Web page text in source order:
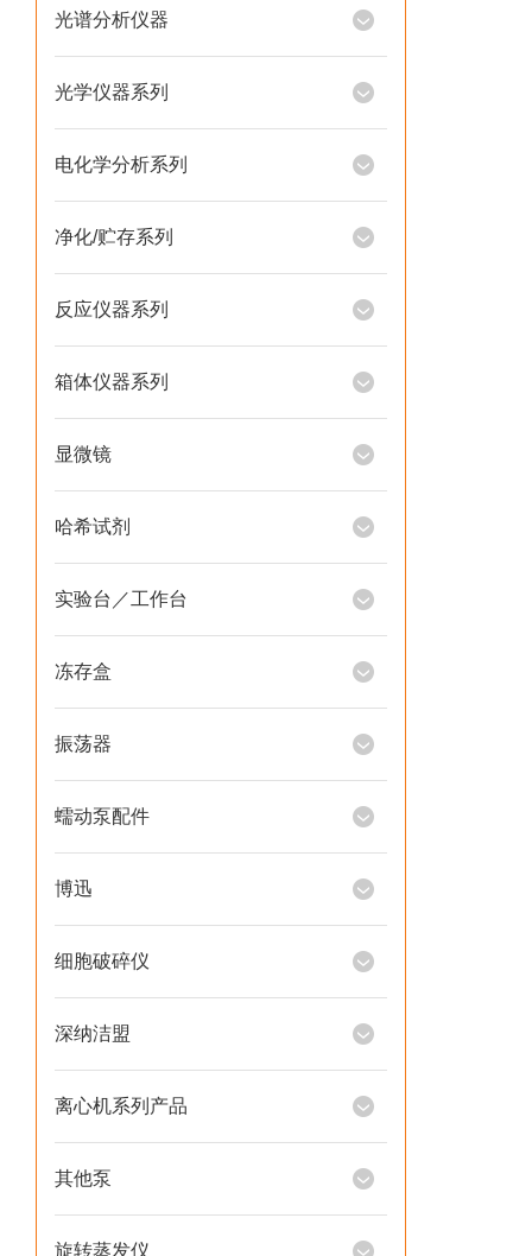
光谱分析仪器
光学仪器系列
电化学分析系列
净化/贮存系列
反应仪器系列
箱体仪器系列
显微镜
哈希试剂
实验台／工作台
冻存盒
振荡器
蠕动泵配件
博迅
细胞破碎仪
深纳洁盟
离心机系列产品
其他泵
旋转蒸发仪